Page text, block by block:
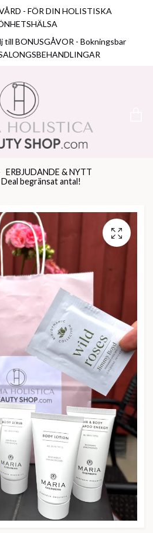
- FÖR DIN HOLISTISKA
till BONUSGÅVOR - Bokningsbar
ERBJUDANDE & NYTT
begränsat antal!